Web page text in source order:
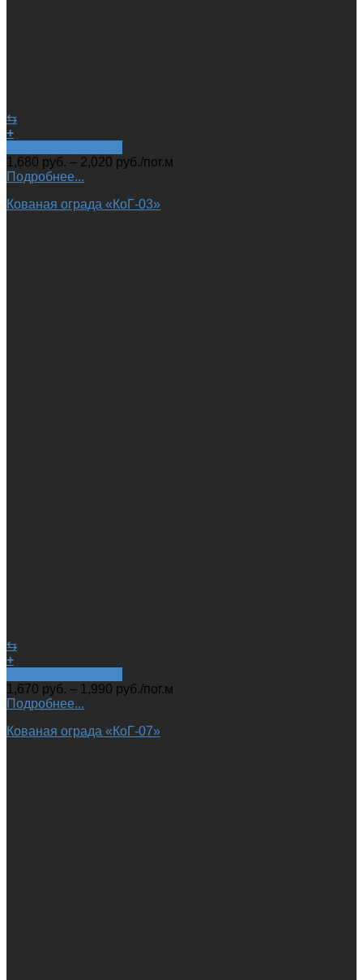
⇆
+
1,680 руб. – 2,020 руб./пог.м
Подробнее...
Кованая ограда «КоГ-03»
⇆
+
1,670 руб. – 1,990 руб./пог.м
Подробнее...
Кованая ограда «КоГ-07»